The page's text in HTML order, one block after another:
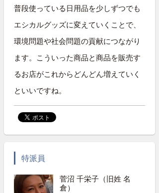
普段使っている日用品を少しずつでも
エシカルグッズに変えていくことで、
環境問題や社会問題の貢献につながり
ます。こういった商品と商品を販売す
るお店がこれからどんどん増えていく
といいですね。
特派員
菅沼 千栄子（旧姓 名
倉）